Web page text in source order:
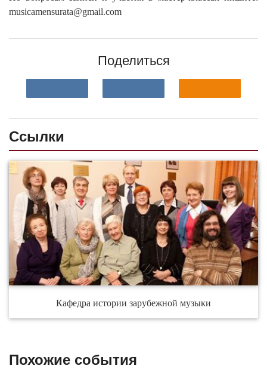
musicamensurata@gmail.com
Поделиться
Ссылки
Кафедра истории зарубежной музыки
Похожие события